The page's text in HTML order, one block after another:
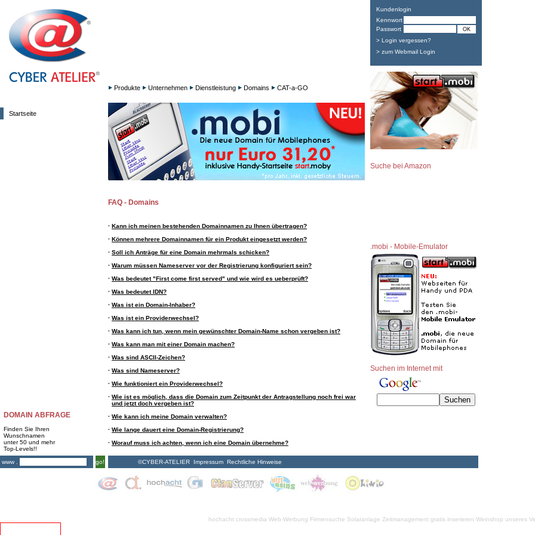
Startseite
DOMAIN ABFRAGE
Finden Sie Ihren
Wunschnamen
unter 50 und mehr
Top-Levels!!
www .
go!
Produkte Unternehmen Dienstleistung Domains CAT-a-GO
FAQ - Domains
· Kann ich meinen bestehenden Domainnamen zu Ihnen übertragen?
· Können mehrere Domainnamen für ein Produkt eingesetzt werden?
· Soll ich Anträge für eine Domain mehrmals schicken?
· Warum müssen Nameserver vor der Registrierung konfiguriert sein?
· Was bedeutet "First come first served" und wie wird es ueberprüft?
· Was bedeutet IDN?
· Was ist ein Domain-Inhaber?
· Was ist ein Providerwechsel?
· Was kann ich tun, wenn mein gewünschter Domain-Name schon vergeben ist?
· Was kann man mit einer Domain machen?
· Was sind ASCII-Zeichen?
· Was sind Nameserver?
· Wie funktioniert ein Providerwechsel?
· Wie ist es möglich, dass die Domain zum Zeitpunkt der Antragstellung noch frei war
und jetzt doch vergeben ist?
· Wie kann ich meine Domain verwalten?
· Wie lange dauert eine Domain-Registrierung?
· Worauf muss ich achten, wenn ich eine Domain übernehme?
©CYBER-ATELIER Impressum Rechtliche Hinweise
Kundenlogin
Kennwort
Passwort
> Login vergessen?
> zum Webmail Login
Suche bei Amazon
.mobi - Mobile-Emulator
Suchen im Internet mit
hochacht crossmedia Web-Werbung Firmensuche Solaranlage Zeitmanagement gratis inserieren Weinshop unseres